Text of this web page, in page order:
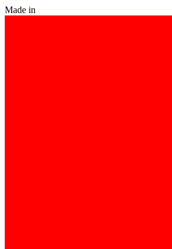
Made in